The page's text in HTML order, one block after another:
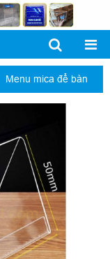
Menu mica để bàn